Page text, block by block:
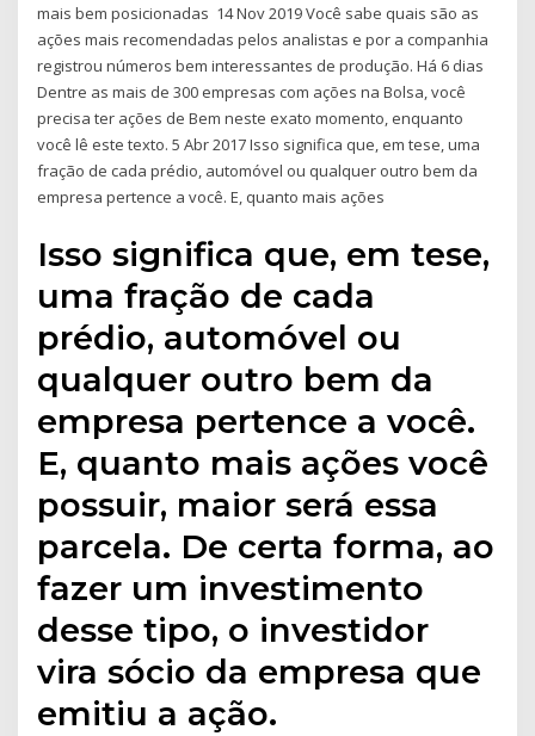
mais bem posicionadas 14 Nov 2019 Você sabe quais são as
ações mais recomendadas pelos analistas e por a companhia
registrou números bem interessantes de produção. Há 6 dias
Dentre as mais de 300 empresas com ações na Bolsa, você
precisa ter ações de Bem neste exato momento, enquanto
você lê este texto. 5 Abr 2017 Isso significa que, em tese, uma
fração de cada prédio, automóvel ou qualquer outro bem da
empresa pertence a você. E, quanto mais ações
Isso significa que, em tese,
uma fração de cada
prédio, automóvel ou
qualquer outro bem da
empresa pertence a você.
E, quanto mais ações você
possuir, maior será essa
parcela. De certa forma, ao
fazer um investimento
desse tipo, o investidor
vira sócio da empresa que
emitiu a ação.